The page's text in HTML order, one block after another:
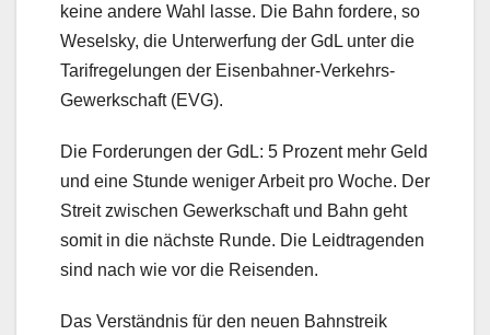
keine andere Wahl lasse. Die Bahn fordere, so
Weselsky, die Unterwerfung der GdL unter die
Tarifregelungen der Eisenbahner-Verkehrs-
Gewerkschaft (EVG).
Die Forderungen der GdL: 5 Prozent mehr Geld
und eine Stunde weniger Arbeit pro Woche. Der
Streit zwischen Gewerkschaft und Bahn geht
somit in die nächste Runde. Die Leidtragenden
sind nach wie vor die Reisenden.
Das Verständnis für den neuen Bahnstreik